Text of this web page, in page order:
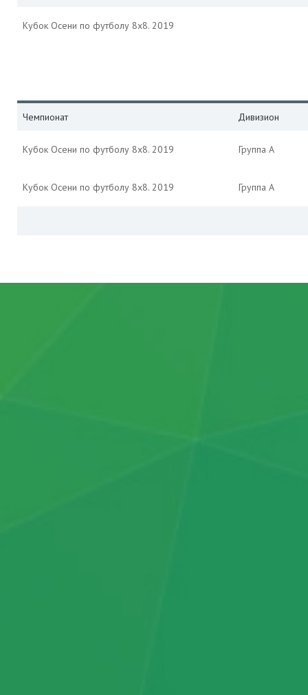
Кубок Осени по футболу 8х8. 2019
Чемпионат Дивизион
Кубок Осени по футболу 8х8. 2019 Группа А
Кубок Осени по футболу 8х8. 2019 Группа А